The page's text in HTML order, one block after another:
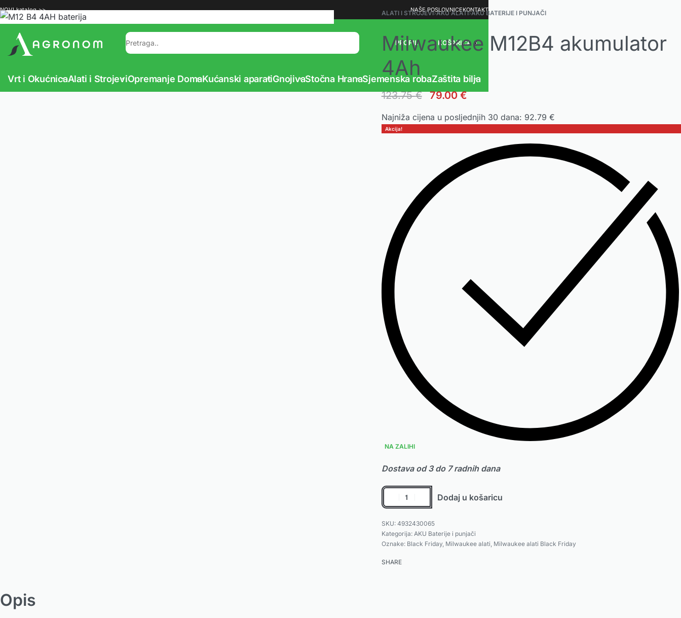
NOVI katalog >> Vaš partner u poljoprivredi NAŠE POSLOVNICEKONTAKT
PROFIL KOŠARICA 0
Vrt i OkućnicaAlati i StrojeviOpremanje DomaKućanski aparatiGnojivaStočna HranaSjemenska robaZaštita bilja
ALATI I STROJEVI›AKU ALATI›AKU BATERIJE I PUNJAČI
Milwaukee M12B4 akumulator
4Ah
123.75€ 79.00€
Najniža cijena u posljednjih 30 dana: 92.79 €
Akcija!
NA ZALIHI
Dostava od 3 do 7 radnih dana
Dodaj u košaricu
4932430065
Kategorija: AKU Baterije i punjači
Oznake: Black Friday, Milwaukee alati, Milwaukee alati Black Friday
SHARE
Opis